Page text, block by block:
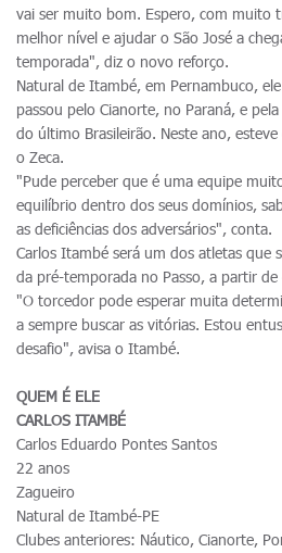
vai ser muito bom. Espero, com muito
melhor nível e ajudar o São José a
temporada", diz o novo reforço.
Natural de Itambé, em Pernambuco,
passou pelo Cianorte, no Paraná, e
do último Brasileirão. Neste ano,
o Zeca.
"Pude perceber que é uma equipe
equilíbrio dentro dos seus domínios,
as deficiências dos adversários", conta.
Carlos Itambé será um dos atletas que
da pré-temporada no Passo, a partir
"O torcedor pode esperar muita
a sempre buscar as vitórias. Estou
desafio", avisa o Itambé.
QUEM É ELE
CARLOS ITAMBÉ
Carlos Eduardo Pontes Santos
22 anos
Zagueiro
Natural de Itambé-PE
Clubes anteriores: Náutico, Cianorte,